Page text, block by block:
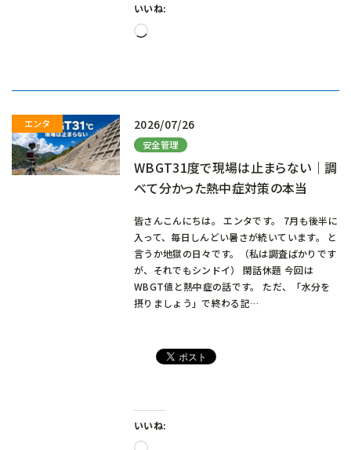
いいね:
読
2026/07/26
安全管理
WBGT31度で現場は止まらない｜調
べて分かった熱中症対策の本当
皆さんこんにちは。 エンタです。 7月も後半に
入って、毎日しんどい暑さが続いています。 と
言うか地獄の日々です。（私は調査ばかりです
が、それでもシンドイ） 閑話休題 今回は
WBGT値と熱中症の話です。 ただ、「水分を
摂りましょう」で終わる記…
いいね: